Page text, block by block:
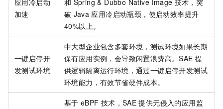
应用冷启动
加速
和 Spring & Dubbo Native Image 技术，突
破 Java 应用冷启动瓶颈，使启动效率提升
40%以上。
一键启停开
发测试环境
中大型企业包含多套环境，测试环境如果长期
保有应用实例，会导致闲置浪费高。SAE 提
供逻辑隔离运行环境，通过一键启停开发测试
环境能力，有效节省硬件成本。
基于 eBPF 技术， SAE 提供无侵入的应用监